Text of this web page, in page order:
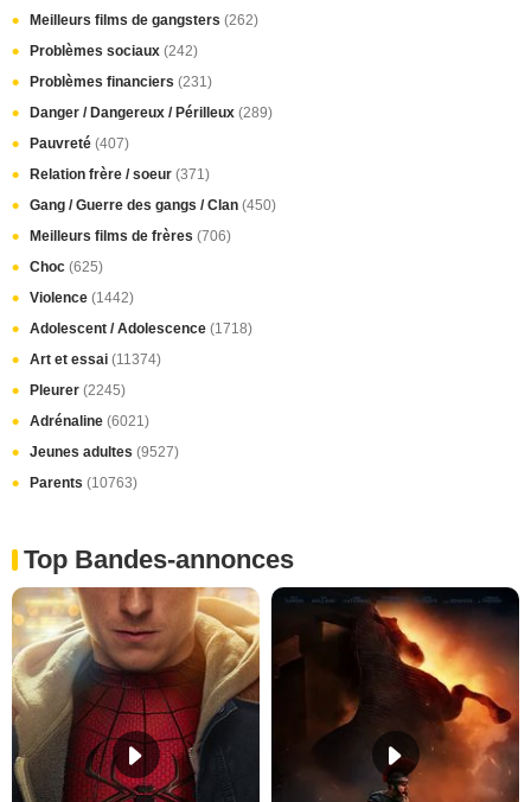
Meilleurs films de gangsters (262)
Problèmes sociaux (242)
Problèmes financiers (231)
Danger / Dangereux / Périlleux (289)
Pauvreté (407)
Relation frère / soeur (371)
Gang / Guerre des gangs / Clan (450)
Meilleurs films de frères (706)
Choc (625)
Violence (1442)
Adolescent / Adolescence (1718)
Art et essai (11374)
Pleurer (2245)
Adrénaline (6021)
Jeunes adultes (9527)
Parents (10763)
Top Bandes-annonces